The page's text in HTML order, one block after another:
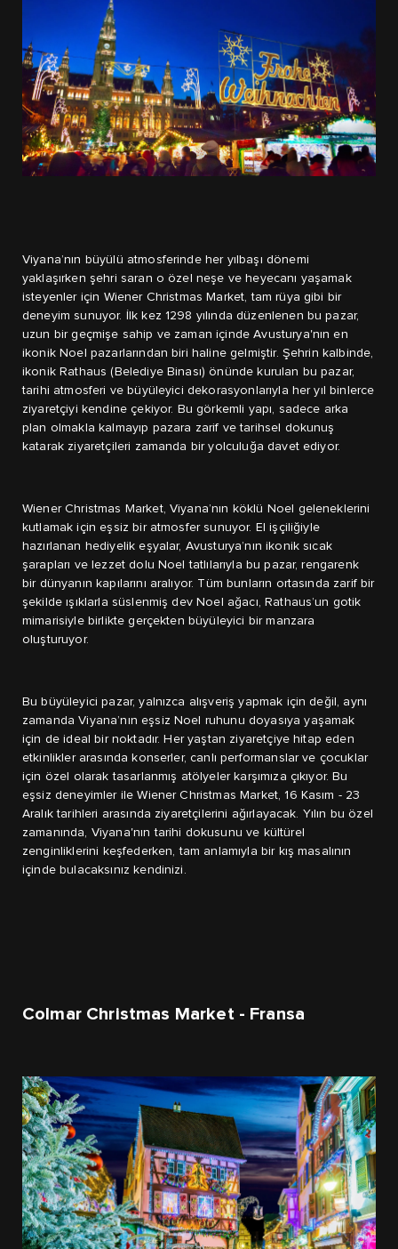
Viyana’nın büyülü atmosferinde her yılbaşı dönemi
yaklaşırken şehri saran o özel neşe ve heyecanı yaşamak
isteyenler için Wiener Christmas Market, tam rüya gibi bir
deneyim sunuyor. İlk kez 1298 yılında düzenlenen bu pazar,
uzun bir geçmişe sahip ve zaman içinde Avusturya'nın en
ikonik Noel pazarlarından biri haline gelmiştir. Şehrin kalbinde,
ikonik Rathaus (Belediye Binası) önünde kurulan bu pazar,
tarihi atmosferi ve büyüleyici dekorasyonlarıyla her yıl binlerce
ziyaretçiyi kendine çekiyor. Bu görkemli yapı, sadece arka
plan olmakla kalmayıp pazara zarif ve tarihsel dokunuş
katarak ziyaretçileri zamanda bir yolculuğa davet ediyor.
Wiener Christmas Market, Viyana’nın köklü Noel geleneklerini
kutlamak için eşsiz bir atmosfer sunuyor. El işçiliğiyle
hazırlanan hediyelik eşyalar, Avusturya’nın ikonik sıcak
şarapları ve lezzet dolu Noel tatlılarıyla bu pazar, rengarenk
bir dünyanın kapılarını aralıyor. Tüm bunların ortasında zarif bir
şekilde ışıklarla süslenmiş dev Noel ağacı, Rathaus’un gotik
mimarisiyle birlikte gerçekten büyüleyici bir manzara
oluşturuyor.
Bu büyüleyici pazar, yalnızca alışveriş yapmak için değil, aynı
zamanda Viyana’nın eşsiz Noel ruhunu doyasıya yaşamak
için de ideal bir noktadır. Her yaştan ziyaretçiye hitap eden
etkinlikler arasında konserler, canlı performanslar ve çocuklar
için özel olarak tasarlanmış atölyeler karşımıza çıkıyor. Bu
eşsiz deneyimler ile Wiener Christmas Market, 16 Kasım - 23
Aralık tarihleri arasında ziyaretçilerini ağırlayacak. Yılın bu özel
zamanında, Viyana'nın tarihi dokusunu ve kültürel
zenginliklerini keşfederken, tam anlamıyla bir kış masalının
içinde bulacaksınız kendinizi.
Colmar Christmas Market - Fransa